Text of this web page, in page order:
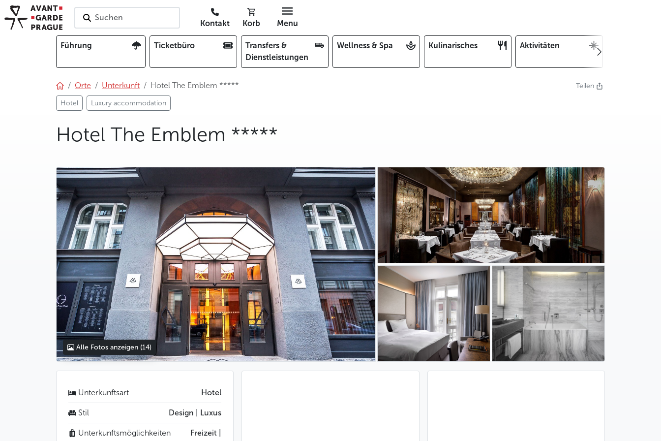
Suchen
Kontakt Korb Menu
Führung Ticketbüro
Transfers &
Dienstleistungen
Wellness & Spa Kulinarisches Aktivitäten
Orte Unterkunft Hotel The Emblem *****
Hotel Luxury accommodation
Teilen
Hotel The Emblem *****
photo 5
photo 6
photo 7
photo 8
photo 9
photo 10
photo 11
photo 12
photo 13
photo 14
Alle Fotos anzeigen (14)
Unterkunftsart Hotel
Stil Design | Luxus
Unterkunftsmöglichkeiten
Freizeit |